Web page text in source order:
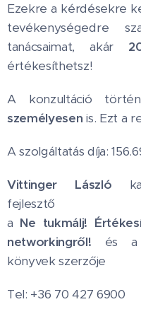
Ezekre a kérdésekre
tevékenységedre
tanácsaimat, akár
értékesíthetsz!
A konzultáció
személyesen is. Ezt a
A szolgáltatás díja:
Vittinger László
fejlesztő
a Ne tukmálj!
networkingről! és a
könyvek szerzője
Tel: +36 70 427 6900